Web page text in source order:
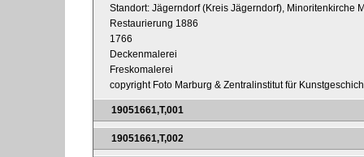
Standort: Jägerndorf (Kreis Jägerndorf), Minoritenkirche
Restaurierung 1886
1766
Deckenmalerei
Freskomalerei
copyright Foto Marburg & Zentralinstitut für
19051661,T,001
19051661,T,002